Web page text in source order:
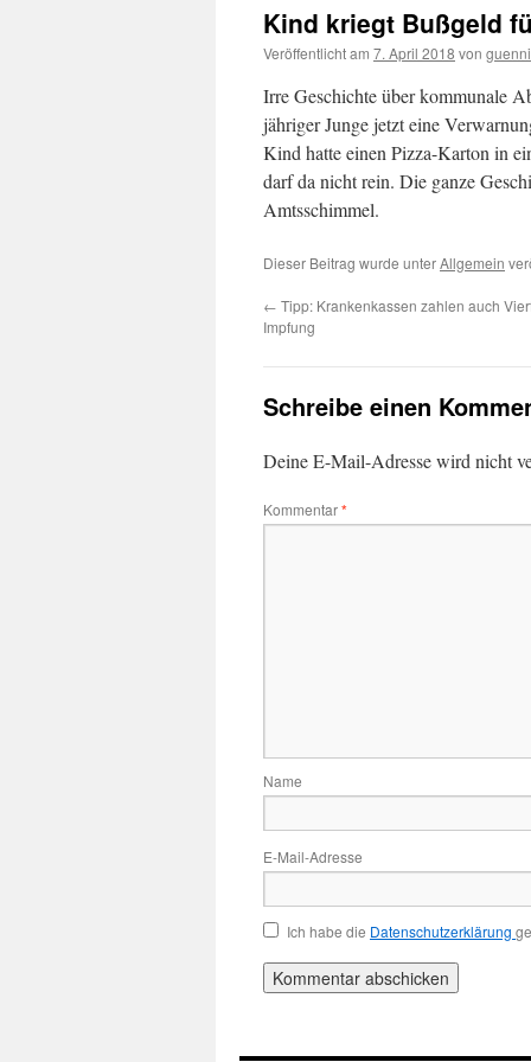
Kind kriegt Bußgeld
Veröffentlicht am 7. April 2018 von guenni
Irre Geschichte über kommunale
jähriger Junge jetzt eine
Kind hatte einen Pizza-Karton in
darf da nicht rein. Die ganze
Amtsschimmel.
Dieser Beitrag wurde unterAllgemein
← Tipp: Krankenkassen zahlen auch
Impfung
Schreibe einen
Deine E-Mail-Adresse wird nicht
Kommentar*
Name
E-Mail-Adresse
Ich habe die Datenschutzerklärung